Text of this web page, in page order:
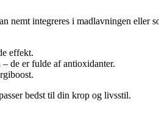
nemt integreres i madlavningen eller
effekt.
de er fulde af antioxidanter.
bedst til din krop og livsstil.